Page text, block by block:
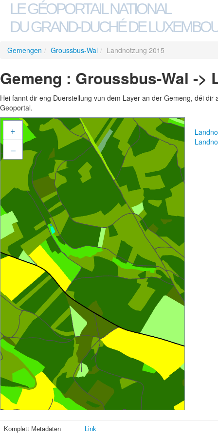
LE GÉOPORTAIL NATIONAL
DU GRAND-DUCHÉ DE
Gemengen / Groussbus-Wal / Landnotzung 2015
Gemeng : Groussbus-Wal ->
Hei fannt dir eng Duerstellung vun dem Layer an der Gemeng, déi
Geoportal.
+
–
Komplett Metadaten Link